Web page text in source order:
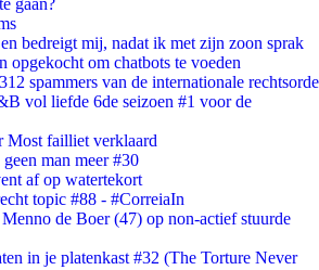
gaan?
bedreigt mij, nadat ik met zijn zoon sprak
opgekocht om chatbots te voeden
spammers van de internationale rechtsorde
vol liefde 6de seizoen #1 voor de
Most failliet verklaard
man meer #30
af op watertekort
topic #88 - #CorreiaIn
de Boer (47) op non-actief stuurde
in je platenkast #32 (The Torture Never